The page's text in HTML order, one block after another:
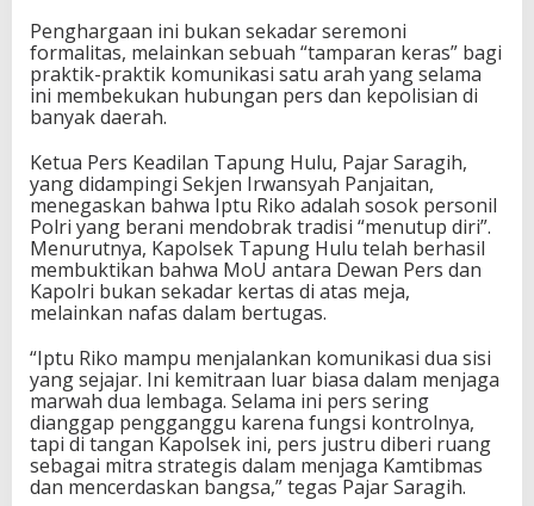
Penghargaan ini bukan sekadar seremoni
formalitas, melainkan sebuah “tamparan keras” bagi
praktik-praktik komunikasi satu arah yang selama
ini membekukan hubungan pers dan kepolisian di
banyak daerah.
Ketua Pers Keadilan Tapung Hulu, Pajar Saragih,
yang didampingi Sekjen Irwansyah Panjaitan,
menegaskan bahwa Iptu Riko adalah sosok personil
Polri yang berani mendobrak tradisi “menutup diri”.
Menurutnya, Kapolsek Tapung Hulu telah berhasil
membuktikan bahwa MoU antara Dewan Pers dan
Kapolri bukan sekadar kertas di atas meja,
melainkan nafas dalam bertugas.
“Iptu Riko mampu menjalankan komunikasi dua sisi
yang sejajar. Ini kemitraan luar biasa dalam menjaga
marwah dua lembaga. Selama ini pers sering
dianggap pengganggu karena fungsi kontrolnya,
tapi di tangan Kapolsek ini, pers justru diberi ruang
sebagai mitra strategis dalam menjaga Kamtibmas
dan mencerdaskan bangsa,” tegas Pajar Saragih.